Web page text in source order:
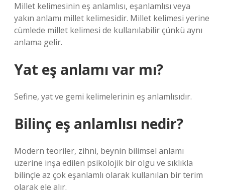
Millet kelimesinin eş anlamlısı, eşanlamlısı veya
yakın anlamı millet kelimesidir. Millet kelimesi yerine
cümlede millet kelimesi de kullanılabilir çünkü aynı
anlama gelir.
Yat eş anlamı var mı?
Sefine, yat ve gemi kelimelerinin eş anlamlısıdır.
Bilinç eş anlamlısı nedir?
Modern teoriler, zihni, beynin bilimsel anlamı
üzerine inşa edilen psikolojik bir olgu ve sıklıkla
bilinçle az çok eşanlamlı olarak kullanılan bir terim
olarak ele alır.